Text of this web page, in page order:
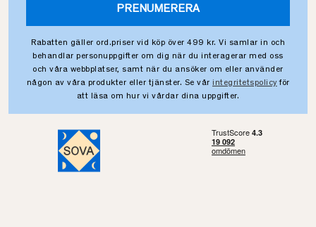
PRENUMERERA
Rabatten gäller ord.priser vid köp över 499 kr. Vi samlar in och
behandlar personuppgifter om dig när du interagerar med oss
och våra webbplatser, samt när du ansöker om eller använder
någon av våra produkter eller tjänster. Se vår integritetspolicy för
att läsa om hur vi vårdar dina uppgifter.